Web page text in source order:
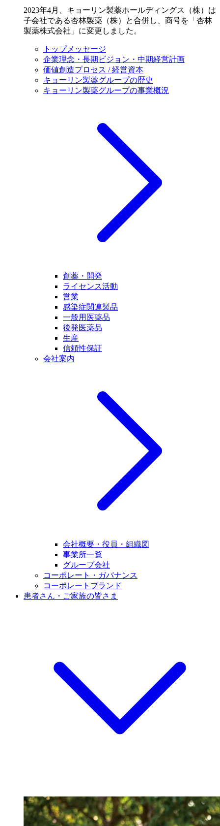
2023年4月、キョーリン製薬ホールディングス（株）は
子会社である杏林製薬（株）と合併し、商号を「杏林
製薬株式会社」に変更しました。
トップメッセージ
企業理念・長期ビジョン・中期経営計画
価値創造プロセス / 経営資本
キョーリン製薬グループの歴史
キョーリン製薬グループの事業概況
創薬・開発
ライセンス活動
営業
感染症関連製品
一般用医薬品
後発医薬品
生産
信頼性保証
会社案内
会社概要・役員・組織図
事業所一覧
グループ会社
コーポレート・ガバナンス
コーポレートブランド
患者さん・ご家族の皆さま